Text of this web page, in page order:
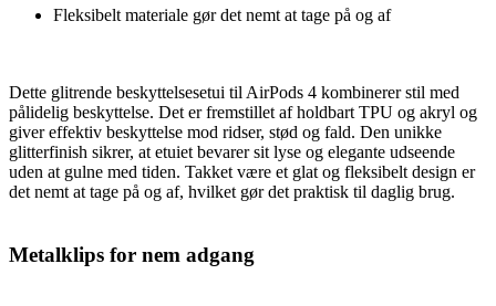
Fleksibelt materiale gør det nemt at tage på og af
Dette glitrende beskyttelsesetui til AirPods 4 kombinerer stil med
pålidelig beskyttelse. Det er fremstillet af holdbart TPU og akryl og
giver effektiv beskyttelse mod ridser, stød og fald. Den unikke
glitterfinish sikrer, at etuiet bevarer sit lyse og elegante udseende
uden at gulne med tiden. Takket være et glat og fleksibelt design er
det nemt at tage på og af, hvilket gør det praktisk til daglig brug.
Metalklips for nem adgang